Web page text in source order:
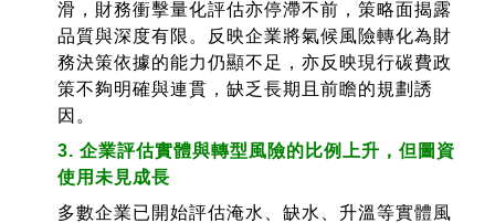
滑，財務衝擊量化評估亦停滯不前，策略面揭露
品質與深度有限。反映企業將氣候風險轉化為財
務決策依據的能力仍顯不足，亦反映現行碳費政
策不夠明確與連貫，缺乏長期且前瞻的規劃誘
因。
3. 企業評估實體與轉型風險的比例上升，但圖資
使用未見成長
多數企業已開始評估淹水、缺水、升溫等實體風